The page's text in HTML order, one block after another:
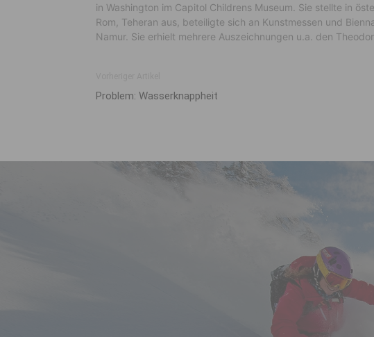
in Washington im Capitol Childrens Museum. Sie stellte in
Rom, Teheran aus, beteiligte sich an Kunstmessen und
Namur. Sie erhielt mehrere Auszeichnungen u.a. den
Problem: Wasserknappheit